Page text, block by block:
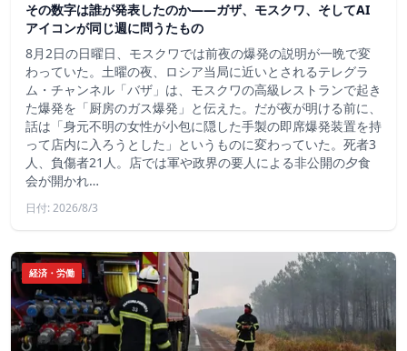
その数字は誰が発表したのか——ガザ、モスクワ、そしてAI
アイコンが同じ週に問うたもの
8月2日の日曜日、モスクワでは前夜の爆発の説明が一晩で変
わっていた。土曜の夜、ロシア当局に近いとされるテレグラ
ム・チャンネル「バザ」は、モスクワの高級レストランで起き
た爆発を「厨房のガス爆発」と伝えた。だが夜が明ける前に、
話は「身元不明の女性が小包に隠した手製の即席爆発装置を持
って店内に入ろうとした」というものに変わっていた。死者3
人、負傷者21人。店では軍や政界の要人による非公開の夕食
会が開かれ…
日付: 2026/8/3
経済・労働